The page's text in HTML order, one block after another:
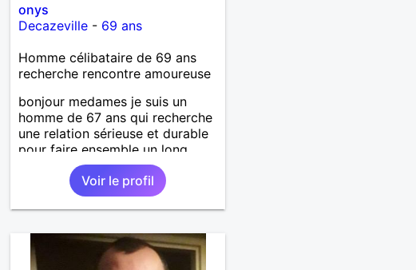
onys
Decazeville - 69 ans
Homme célibataire de 69 ans
recherche rencontre amoureuse
bonjour medames je suis un
homme de 67 ans qui recherche
une relation sérieuse et durable
pour faire ensemble un long
chemin avec tout le bonheur de
l'amour qu'on saura se donner.
Voir le profil